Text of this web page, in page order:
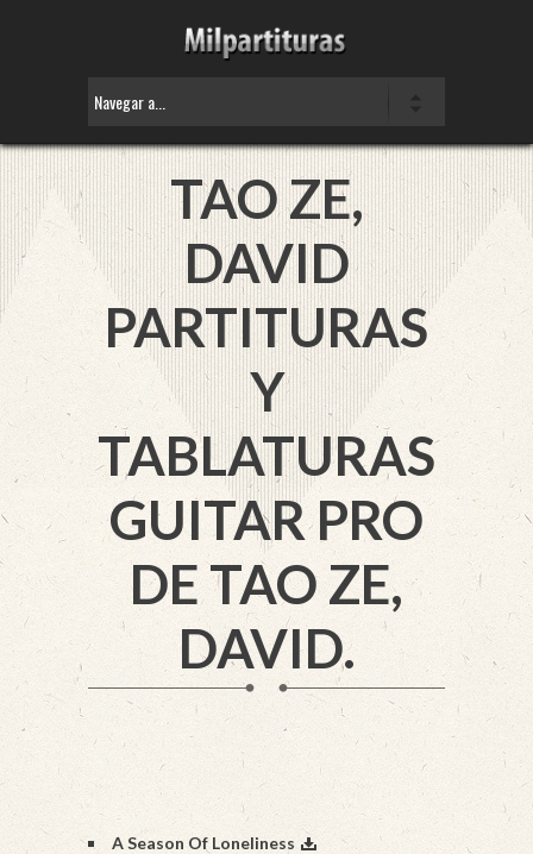
TAO ZE,
DAVID
PARTITURAS
Y
TABLATURAS
GUITAR PRO
DE TAO ZE,
DAVID.
A Season Of Loneliness